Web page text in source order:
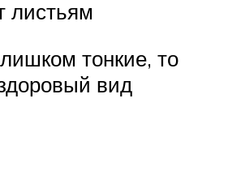
листьям
тонкие, то
вид